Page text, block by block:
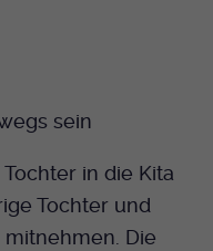
sein
in die Kita
Tochter und
Die
Benutzer im TYPO3
ist und die Seite
GmbH